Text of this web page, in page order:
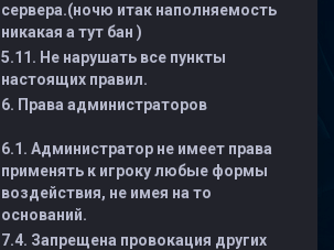
сервера.(ночю итак наполняемость
никакая а тут бан )
5.11. Не нарушать все пункты
настоящих правил.
6. Права администраторов
6.1. Администратор не имеет права
применять к игроку любые формы
воздействия, не имея на то
оснований.
7.4. Запрещена провокация других